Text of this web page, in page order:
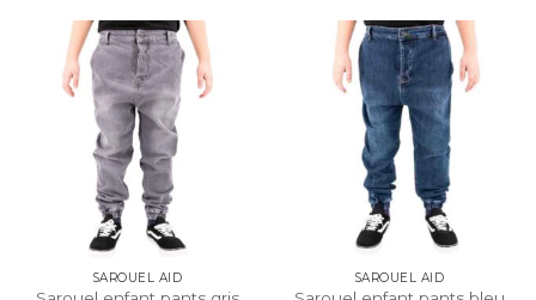
a
plusieurs
variations.
Les
options
peuvent
être
choisies
sur
page
a
plusieurs
variations.
Les
options
peuvent
être
choisies
page
SAROUEL AID SAROUEL AID